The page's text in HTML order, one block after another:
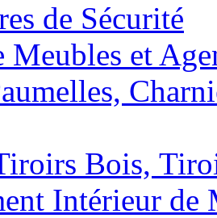
de Sécurité
Meubles et
Bois,
Intérieur de